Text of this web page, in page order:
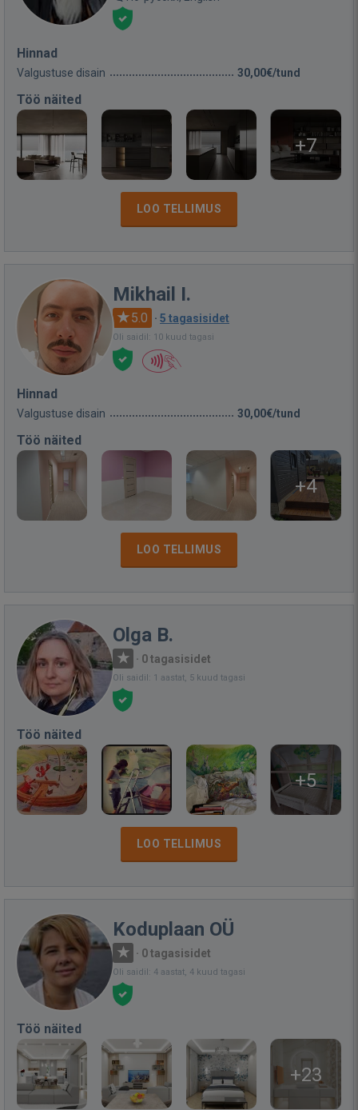
Hinnad
Valgustuse disain 30,00€/tund
Töö näited
+7
LOO TELLIMUS
Mikhail I.
5.0 · 5 tagasisidet
Oli saidil: 10 kuud tagasi
Hinnad
Valgustuse disain 30,00€/tund
Töö näited
+4
LOO TELLIMUS
Olga B.
· 0 tagasisidet
Oli saidil: 1 aastat, 5 kuud tagasi
Töö näited
+5
LOO TELLIMUS
Koduplaan OÜ
· 0 tagasisidet
Oli saidil: 4 aastat, 4 kuud tagasi
Töö näited
+23